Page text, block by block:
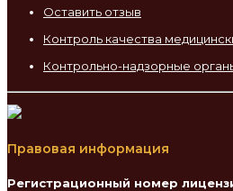
Оставить отзыв
Контроль качества
Контрольно-надзорные
Правовая информация
Регистрационный номер